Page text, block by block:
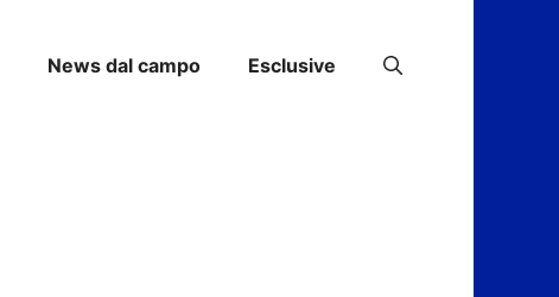
News dal campo Esclusive